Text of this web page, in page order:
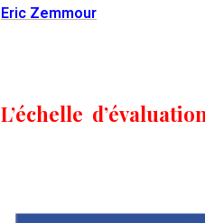
Eric Zemmour
L’échelle